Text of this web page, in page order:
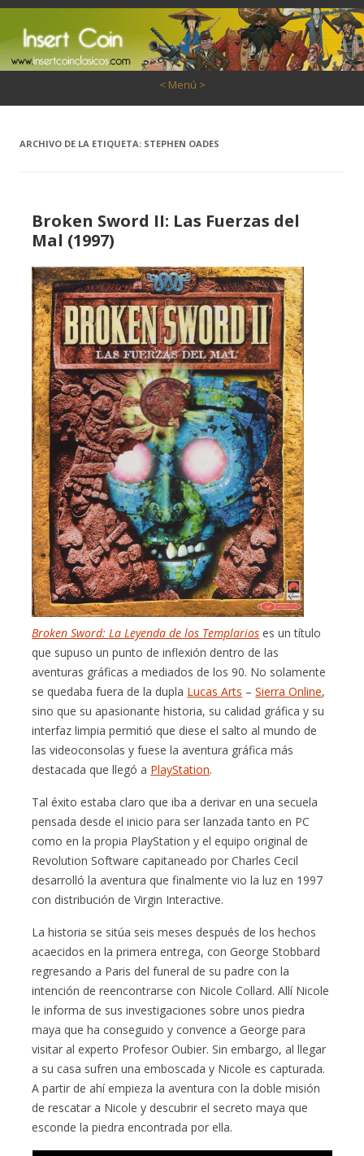
< Menú >
ARCHIVO DE LA ETIQUETA: STEPHEN OADES
Broken Sword II: Las Fuerzas del
Mal (1997)
Broken Sword: La Leyenda de los Templarios es un título
que supuso un punto de inflexión dentro de las
aventuras gráficas a mediados de los 90. No solamente
se quedaba fuera de la dupla Lucas Arts –Sierra Online,
sino que su apasionante historia, su calidad gráfica y su
interfaz limpia permitió que diese el salto al mundo de
las videoconsolas y fuese la aventura gráfica más
destacada que llegó a PlayStation.
Tal éxito estaba claro que iba a derivar en una secuela
pensada desde el inicio para ser lanzada tanto en PC
como en la propia PlayStation y el equipo original de
Revolution Software capitaneado por Charles Cecil
desarrolló la aventura que finalmente vio la luz en 1997
con distribución de Virgin Interactive.
La historia se sitúa seis meses después de los hechos
acaecidos en la primera entrega, con George Stobbard
regresando a Paris del funeral de su padre con la
intención de reencontrarse con Nicole Collard. Allí Nicole
le informa de sus investigaciones sobre unos piedra
maya que ha conseguido y convence a George para
visitar al experto Profesor Oubier. Sin embargo, al llegar
a su casa sufren una emboscada y Nicole es capturada.
A partir de ahí empieza la aventura con la doble misión
de rescatar a Nicole y descubrir el secreto maya que
esconde la piedra encontrada por ella.